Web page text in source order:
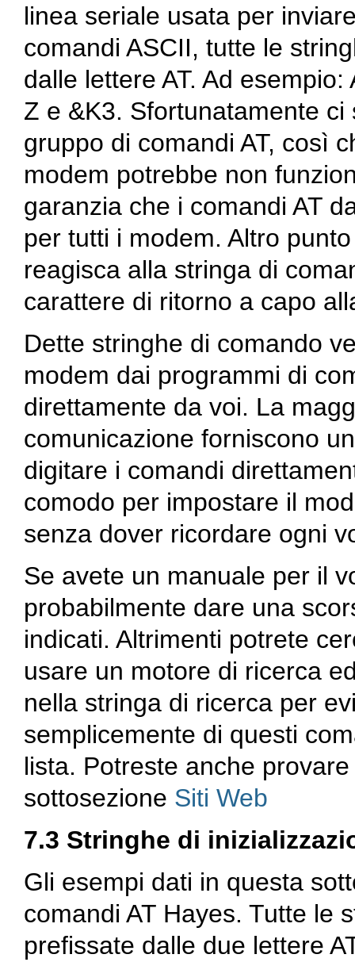
linea seriale usata per
comandi ASCII, tutte le
dalle lettere AT. Ad
Z e &K3. Sfortunatamente
gruppo di comandi AT, così
modem potrebbe non
garanzia che i comandi AT
per tutti i modem. Altro
reagisca alla stringa di
carattere di ritorno a capo
Dette stringhe di comando
modem dai programmi di
direttamente da voi. La
comunicazione forniscono
digitare i comandi
comodo per impostare il
senza dover ricordare ogni
Se avete un manuale per il
probabilmente dare una
indicati. Altrimenti potrete
usare un motore di ricerca
nella stringa di ricerca per
semplicemente di questi
lista. Potreste anche
sottosezione Siti Web
7.3 Stringhe di
Gli esempi dati in questa
comandi AT Hayes. Tutte le
prefissate dalle due lettere